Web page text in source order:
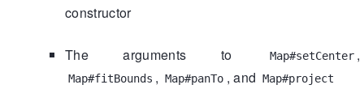
constructor
The arguments to Map#setCenter ,
Map#fitBounds , Map#panTo , and Map#project